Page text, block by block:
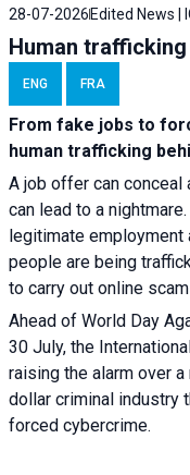
28-07-2026 Edited News |
Human
ENG FRA
From fake jobs to
human trafficking
A job offer can conceal
can lead to a
legitimate
people are being
to carry out online
Ahead of World Day
30 July, the
raising the alarm over
dollar criminal industry
forced cybercrime.